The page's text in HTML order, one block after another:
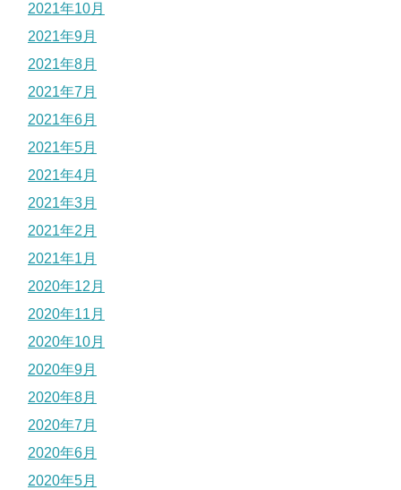
2021年10月
2021年9月
2021年8月
2021年7月
2021年6月
2021年5月
2021年4月
2021年3月
2021年2月
2021年1月
2020年12月
2020年11月
2020年10月
2020年9月
2020年8月
2020年7月
2020年6月
2020年5月